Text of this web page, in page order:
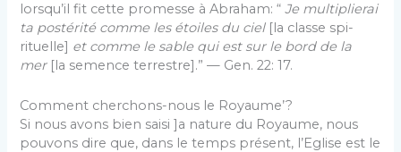
lorsqu’il fit cette promesse à Abraham: “ Je multiplierai
ta postérité comme les étoiles du ciel [la classe spi­
rituelle] et comme le sable qui est sur le bord de la
mer[la semence terrestre].” — Gen. 22: 17.
Comment cherchons-nous le Royaume’?
Si nous avons bien saisi ]a nature du Royaume, nous
pouvons dire que, dans le temps présent, l’Eglise est le